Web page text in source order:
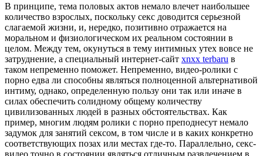
В принципe, тeмa половых актов немало влечет наибольшее
количество взрослых, поскольку секс доводится серьезной
слагаемой жизни, и, нередко, позитивно отражается на
моральном и физиологическом их реальном состоянии в
целом. Между тем, окунуться в тему интимных утех вовсе не
затруднение, а специальный интернет-сайт xnxx terbaru в
таком непременно поможет. Непременно, видео-ролики с
порно едва ли способны являться полноценной альтернативой
интиму, однако, определенную пользу они так или иначе в
силах обеспечить солидному общему количеству
цивилизованных людей в разных обстоятельствах. Как
пример, многим людям ролики с порно преподнесут немало
задумок для занятий сексом, в том числе и в каких конкретно
соответствующих позах или местах где-то. Параллельно, секс-
видео точно в состоянии являться отличным развлечением в